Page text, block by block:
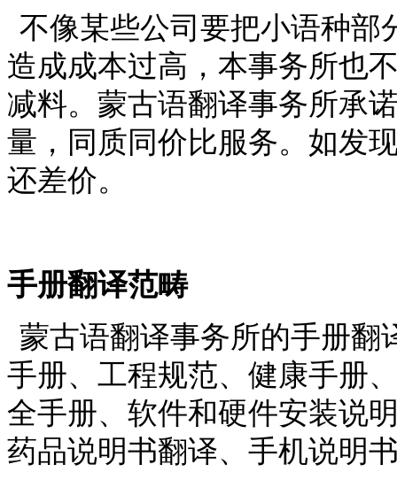
不像某些公司要把小语种部
造成成本过高，本事务所也
减料。蒙古语翻译事务所承
量，同质同价比服务。如发
还差价。
手册翻译范畴
蒙古语翻译事务所的手册翻
手册、工程规范、健康手册
全手册、软件和硬件安装说
药品说明书翻译、手机说明